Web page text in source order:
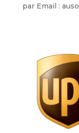
par Email :